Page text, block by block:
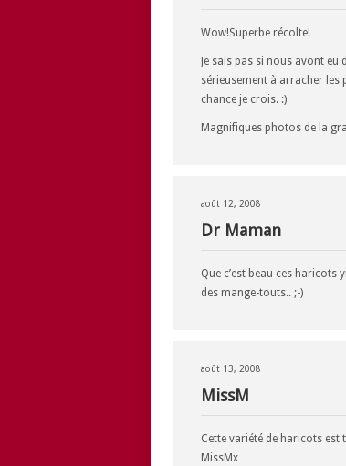
Wow!Superbe récolte!
Je sais pas si nous avont eu
sérieusement à arracher les
chance je crois. :)
Magnifiques photos de la
août 12, 2008
Dr Maman
Que c’est beau ces
des mange-touts.. ;-)
août 13, 2008
MissM
Cette variété de haricots est
MissMx